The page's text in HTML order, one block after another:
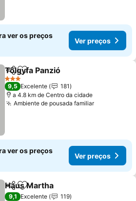
ver os preços
Ver preços
PartilharAdicionar aos favoritos
Tölgyfa Panzió
3 Estrelas
9,5 Excelente
181
a 4.8 km de Centro da cidade
Ambiente de pousada familiar
ver os preços
Ver preços
PartilharAdicionar aos favoritos
Haus Martha
9,1 Excelente
119